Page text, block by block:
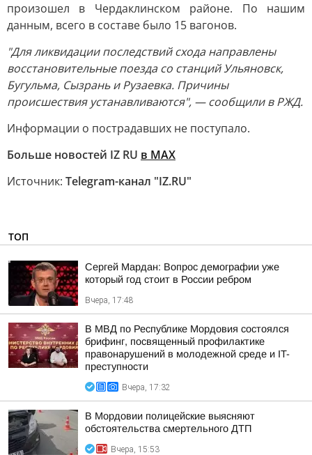
произошел в Чердаклинском районе. По нашим
данным, всего в составе было 15 вагонов.
"Для ликвидации последствий схода направлены
восстановительные поезда со станций Ульяновск,
Бугульма, Сызрань и Рузаевка. Причины
происшествия устанавливаются", — сообщили в РЖД.
Информации о пострадавших не поступало.
Больше новостей IZ RU в MAX
Источник: Telegram-канал "IZ.RU"
ТОП
Сергей Мардан: Вопрос демографии уже
который год стоит в России ребром
Вчера, 17:48
В МВД по Республике Мордовия состоялся
брифинг, посвященный профилактике
правонарушений в молодежной среде и IT-
преступности
Вчера, 17:32
В Мордовии полицейские выясняют
обстоятельства смертельного ДТП
Вчера, 15:53